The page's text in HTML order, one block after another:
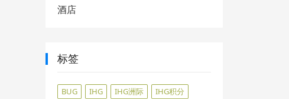
酒店
标签
BUG IHG IHG洲际
IHG积分